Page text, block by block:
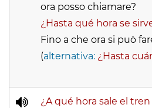
ora posso chiamare?
¿Hasta qué hora se
Fino a che ora si può
(alternativa: ¿Hasta
¿A qué hora sale el